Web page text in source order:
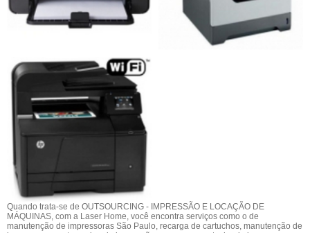
Quando trata-se de OUTSOURCING - IMPRESSÃO E LOCAÇÃO DE
MÁQUINAS, com a Laser Home, você encontra serviços como o de
manutenção de impressoras São Paulo, recarga de cartuchos, manutenção de